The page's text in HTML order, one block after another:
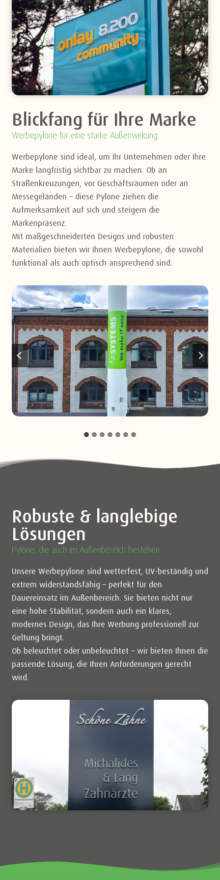
Blickfang für Ihre Marke
Werbepylone für eine starke Außenwirkung
Werbepylone sind ideal, um Ihr Unternehmen oder Ihre
Marke langfristig sichtbar zu machen. Ob an
Straßenkreuzungen, vor Geschäftsräumen oder an
Messegeländen – diese Pylone ziehen die
Aufmerksamkeit auf sich und steigern die
Markenpräsenz.
Mit maßgeschneiderten Designs und robusten
Materialien bieten wir Ihnen Werbepylone, die sowohl
funktional als auch optisch ansprechend sind.
Robuste & langlebige
Lösungen
Pylone, die auch im Außenbereich bestehen
Unsere Werbepylone sind wetterfest, UV-beständig und
extrem widerstandsfähig – perfekt für den
Dauereinsatz im Außenbereich. Sie bieten nicht nur
eine hohe Stabilität, sondern auch ein klares,
modernes Design, das Ihre Werbung professionell zur
Geltung bringt.
Ob beleuchtet oder unbeleuchtet – wir bieten Ihnen die
passende Lösung, die Ihren Anforderungen gerecht
wird.